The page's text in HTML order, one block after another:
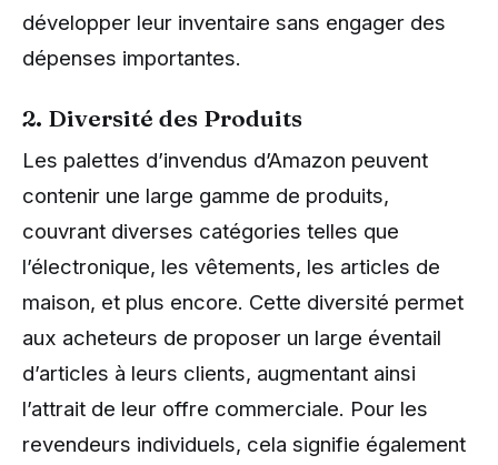
développer leur inventaire sans engager des
dépenses importantes.
2. Diversité des Produits
Les palettes d’invendus d’Amazon peuvent
contenir une large gamme de produits,
couvrant diverses catégories telles que
l’électronique, les vêtements, les articles de
maison, et plus encore. Cette diversité permet
aux acheteurs de proposer un large éventail
d’articles à leurs clients, augmentant ainsi
l’attrait de leur offre commerciale. Pour les
revendeurs individuels, cela signifie également